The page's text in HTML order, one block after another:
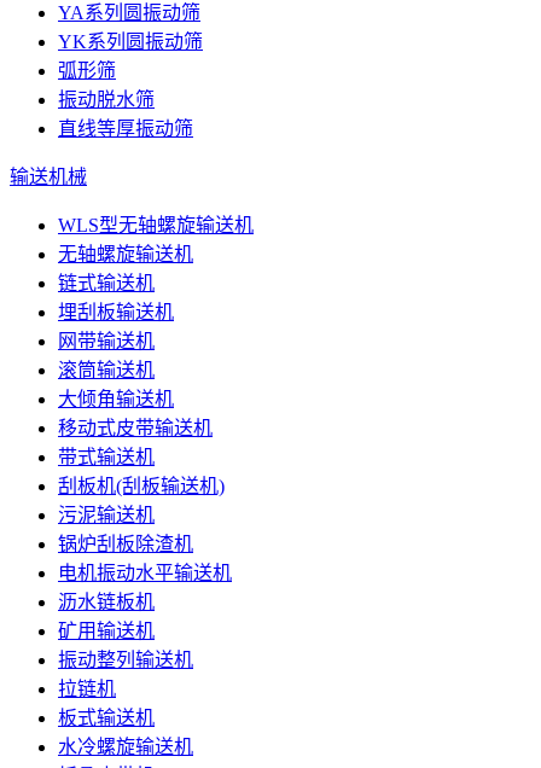
YA系列圆振动筛
YK系列圆振动筛
弧形筛
振动脱水筛
直线等厚振动筛
输送机械
WLS型无轴螺旋输送机
无轴螺旋输送机
链式输送机
埋刮板输送机
网带输送机
滚筒输送机
大倾角输送机
移动式皮带输送机
带式输送机
刮板机(刮板输送机)
污泥输送机
锅炉刮板除渣机
电机振动水平输送机
沥水链板机
矿用输送机
振动整列输送机
拉链机
板式输送机
水冷螺旋输送机